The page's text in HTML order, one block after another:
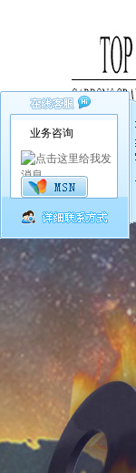
网站首页
业务咨询